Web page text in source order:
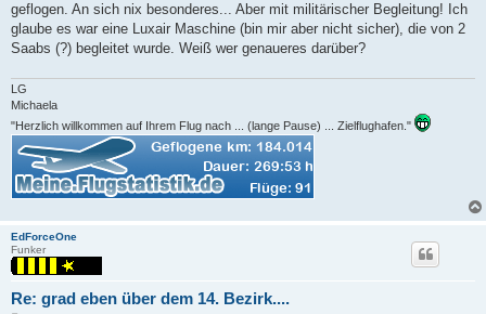
geflogen. An sich nix besonderes... Aber mit militärischer Begleitung! Ich
glaube es war eine Luxair Maschine (bin mir aber nicht sicher), die von 2
Saabs (?) begleitet wurde. Weiß wer genaueres darüber?
LG
Michaela
"Herzlich willkommen auf Ihrem Flug nach ... (lange Pause) ... Zielflughafen."
EdForceOne
Funker
Re: grad eben über dem 14. Bezirk....